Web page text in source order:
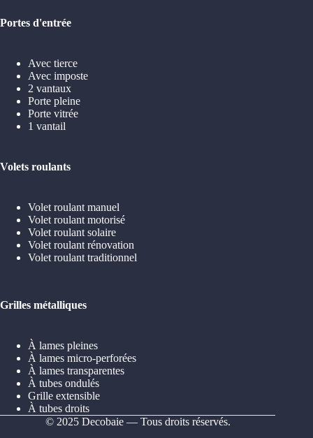
Portes d'entrée
Avec tierce
Avec imposte
2 vantaux
Porte pleine
Porte vitrée
1 vantail
Volets roulants
Volet roulant manuel
Volet roulant motorisé
Volet roulant solaire
Volet roulant rénovation
Volet roulant traditionnel
Grilles métalliques
À lames pleines
À lames micro-perforées
À lames transparentes
À tubes ondulés
Grille extensible
À tubes droits
© 2025 Decobaie — Tous droits réservés.